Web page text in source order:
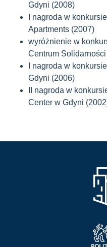
Gdyni (2008)
I nagroda w
Apartments (2007)
wyróżnienie w
Centrum
I nagroda w
Gdyni (2006)
II nagroda w
Center w Gdyni